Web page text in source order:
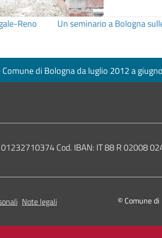
Reno
Un seminario a Bologna
di Bologna da luglio 2012 a
Cod. IBAN: IT 88 R 02008
Note legali © Comune